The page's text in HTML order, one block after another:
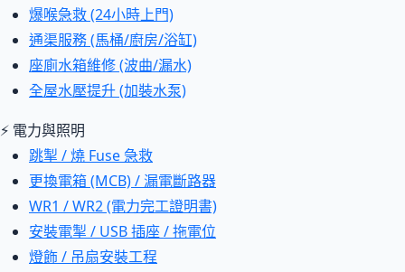
爆喉急救 (24小時上門)
通渠服務 (馬桶/廚房/浴缸)
座廁水箱維修 (波曲/漏水)
全屋水壓提升 (加裝水泵)
⚡ 電力與照明
跳掣 / 燒 Fuse 急救
更換電箱 (MCB) / 漏電斷路器
WR1 / WR2 (電力完工證明書)
安裝電掣 / USB 插座 / 拖電位
燈飾 / 吊扇安裝工程